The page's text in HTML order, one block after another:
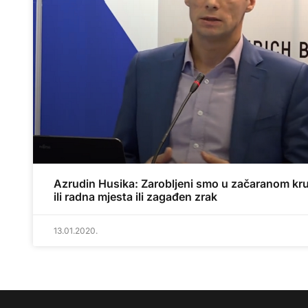
Azrudin Husika: Zarobljeni smo u začaranom
ili radna mjesta ili zagađen zrak
13.01.2020.